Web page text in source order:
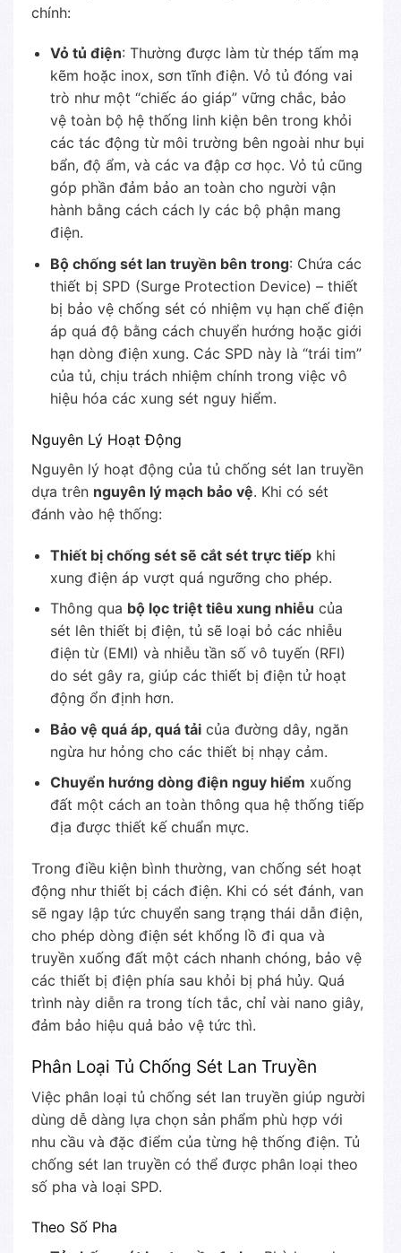
chính:
Vỏ tủ điện: Thường được làm từ thép tấm mạ
kẽm hoặc inox, sơn tĩnh điện. Vỏ tủ đóng vai
trò như một “chiếc áo giáp” vững chắc, bảo
vệ toàn bộ hệ thống linh kiện bên trong khỏi
các tác động từ môi trường bên ngoài như bụi
bẩn, độ ẩm, và các va đập cơ học. Vỏ tủ cũng
góp phần đảm bảo an toàn cho người vận
hành bằng cách cách ly các bộ phận mang
điện.
Bộ chống sét lan truyền bên trong: Chứa các
thiết bị SPD (Surge Protection Device) – thiết
bị bảo vệ chống sét có nhiệm vụ hạn chế điện
áp quá độ bằng cách chuyển hướng hoặc giới
hạn dòng điện xung. Các SPD này là “trái tim”
của tủ, chịu trách nhiệm chính trong việc vô
hiệu hóa các xung sét nguy hiểm.
Nguyên Lý Hoạt Động
Nguyên lý hoạt động của tủ chống sét lan truyền
dựa trên nguyên lý mạch bảo vệ. Khi có sét
đánh vào hệ thống:
Thiết bị chống sét sẽ cắt sét trực tiếpkhi
xung điện áp vượt quá ngưỡng cho phép.
Thông qua bộ lọc triệt tiêu xung nhiễu của
sét lên thiết bị điện, tủ sẽ loại bỏ các nhiễu
điện từ (EMI) và nhiễu tần số vô tuyến (RFI)
do sét gây ra, giúp các thiết bị điện tử hoạt
động ổn định hơn.
Bảo vệ quá áp, quá tảicủa đường dây, ngăn
ngừa hư hỏng cho các thiết bị nhạy cảm.
Chuyển hướng dòng điện nguy hiểm xuống
đất một cách an toàn thông qua hệ thống tiếp
địa được thiết kế chuẩn mực.
Trong điều kiện bình thường, van chống sét hoạt
động như thiết bị cách điện. Khi có sét đánh, van
sẽ ngay lập tức chuyển sang trạng thái dẫn điện,
cho phép dòng điện sét khổng lồ đi qua và
truyền xuống đất một cách nhanh chóng, bảo vệ
các thiết bị điện phía sau khỏi bị phá hủy. Quá
trình này diễn ra trong tích tắc, chỉ vài nano giây,
đảm bảo hiệu quả bảo vệ tức thì.
Phân Loại Tủ Chống Sét Lan Truyền
Việc phân loại tủ chống sét lan truyền giúp người
dùng dễ dàng lựa chọn sản phẩm phù hợp với
nhu cầu và đặc điểm của từng hệ thống điện. Tủ
chống sét lan truyền có thể được phân loại theo
số pha và loại SPD.
Theo Số Pha